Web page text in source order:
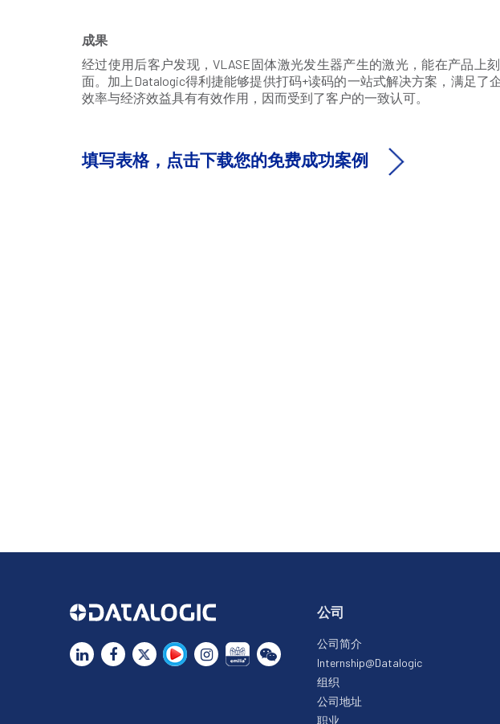
成果
经过使用后客户发现，VLASE固体激光发生器产生的激光，能在产品上
面。加上Datalogic得利捷能够提供打码+读码的一站式解决方案，满足了
效率与经济效益具有有效作用，因而受到了客户的一致认可。
填写表格，点击下载您的免费成功案例
公司
公司简介
Internship@Datalogic
组织
公司地址
职业